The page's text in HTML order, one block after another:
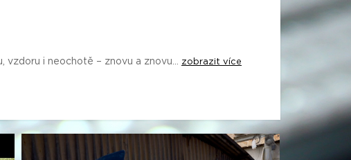
vzdoru i neochotě – znovu a znovu... zobrazit více